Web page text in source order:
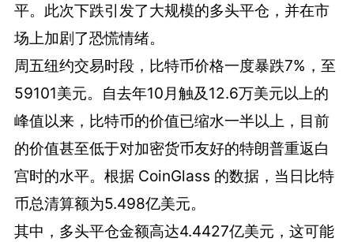
平。此次下跌引发了大规模的多头平仓，并在市
场上加剧了恐慌情绪。
周五纽约交易时段，比特币价格一度暴跌7%，至
59101美元。自去年10月触及12.6万美元以上的
峰值以来，比特币的价值已缩水一半以上，目前
的价值甚至低于对加密货币友好的特朗普重返白
宫时的水平。根据 CoinGlass 的数据，当日比特
币总清算额为5.498亿美元。
其中，多头平仓金额高达4.4427亿美元，这可能